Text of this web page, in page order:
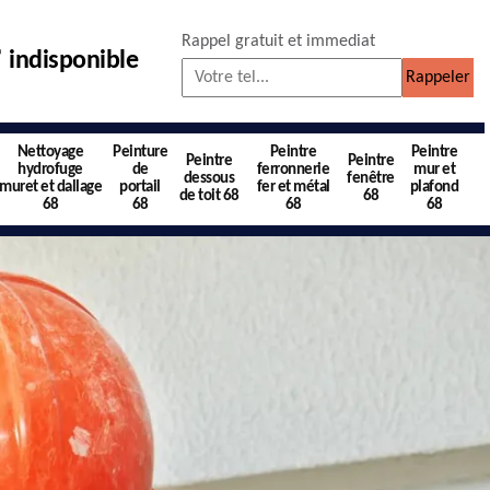
indisponible
Rappel gratuit et immediat
Nettoyage
hydrofuge
muret et dallage
68
Peinture
de
portail
68
Peintre
dessous
de toit 68
Peintre
ferronnerie
fer et métal
68
Peintre
fenêtre
68
Peintre
mur et
plafond
68